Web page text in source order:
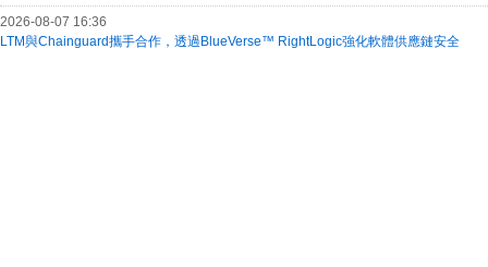
2026-08-07 16:36
LTM與Chainguard攜手合作，透過BlueVerse™ RightLogic強化軟體供應鏈安全